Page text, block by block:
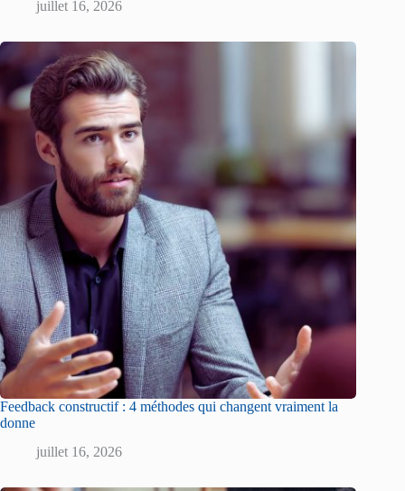
juillet 16, 2026
Feedback constructif : 4 méthodes qui changent vraiment la
donne
juillet 16, 2026